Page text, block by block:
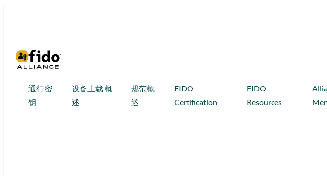
通行密
钥
设备上载 概
述
规范概
述
FIDO
Certification
FIDO
Resources